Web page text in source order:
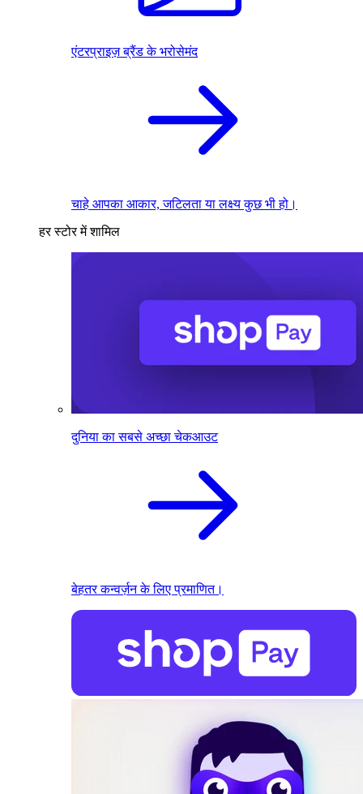
एंटरप्राइज़ ब्रैंड के भरोसेमंद
चाहे आपका आकार, जटिलता या लक्ष्य कुछ भी हो।
हर स्टोर में शामिल
दुनिया का सबसे अच्छा चेकआउट
बेहतर कन्वर्ज़न के लिए प्रमाणित।